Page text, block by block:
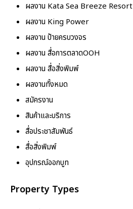
ผลงาน Kata Sea Breeze Resort
ผลงาน King Power
ผลงาน ป้ายครบวงจร
ผลงาน สื่อการตลาดOOH
ผลงาน สื่อสิ่งพิมพ์
ผลงานทั้งหมด
สมัครงาน
สินค้าและบริการ
สื่อประชาสัมพันธ์
สื่อสิ่งพิมพ์
อุปกรณ์ออกบูท
Property Types